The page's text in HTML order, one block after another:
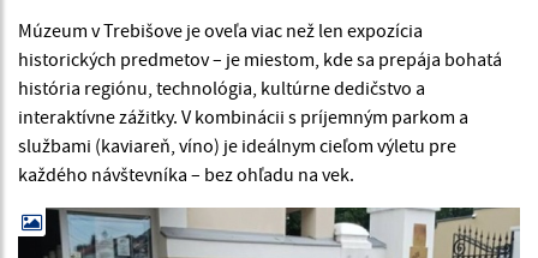
Múzeum v Trebišove je oveľa viac než len expozícia
historických predmetov – je miestom, kde sa prepája bohatá
história regiónu, technológia, kultúrne dedičstvo a
interaktívne zážitky. V kombinácii s príjemným parkom a
službami (kaviareň, víno) je ideálnym cieľom výletu pre
každého návštevníka – bez ohľadu na vek.